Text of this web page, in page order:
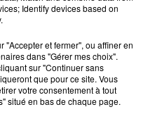
: victime d'un accident,
allé brutalement...
à Cappelle-
41 ans...
Identify devices based on
"Accepter et fermer", ou affiner en
dans "Gérer mes choix".
sur "Continuer sans
que pour ce site. Vous
votre consentement à tout
situé en bas de chaque page.